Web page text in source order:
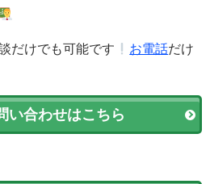
だけでも可能です お電話だけ
い合わせはこちら